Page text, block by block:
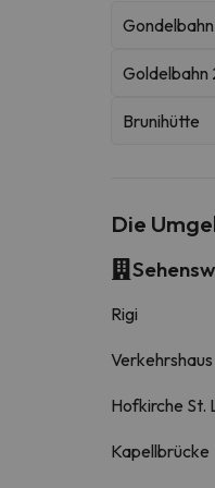
Gondelbahn
Goldelbahn
Brunihütte
Die
Rigi
Hofkirche St.
Kapellbrücke